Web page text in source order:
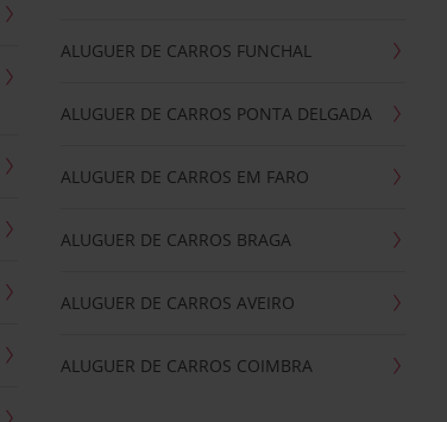
ALUGUER DE CARROS FUNCHAL
ALUGUER DE CARROS PONTA DELGADA
ALUGUER DE CARROS EM FARO
ALUGUER DE CARROS BRAGA
ALUGUER DE CARROS AVEIRO
ALUGUER DE CARROS COIMBRA